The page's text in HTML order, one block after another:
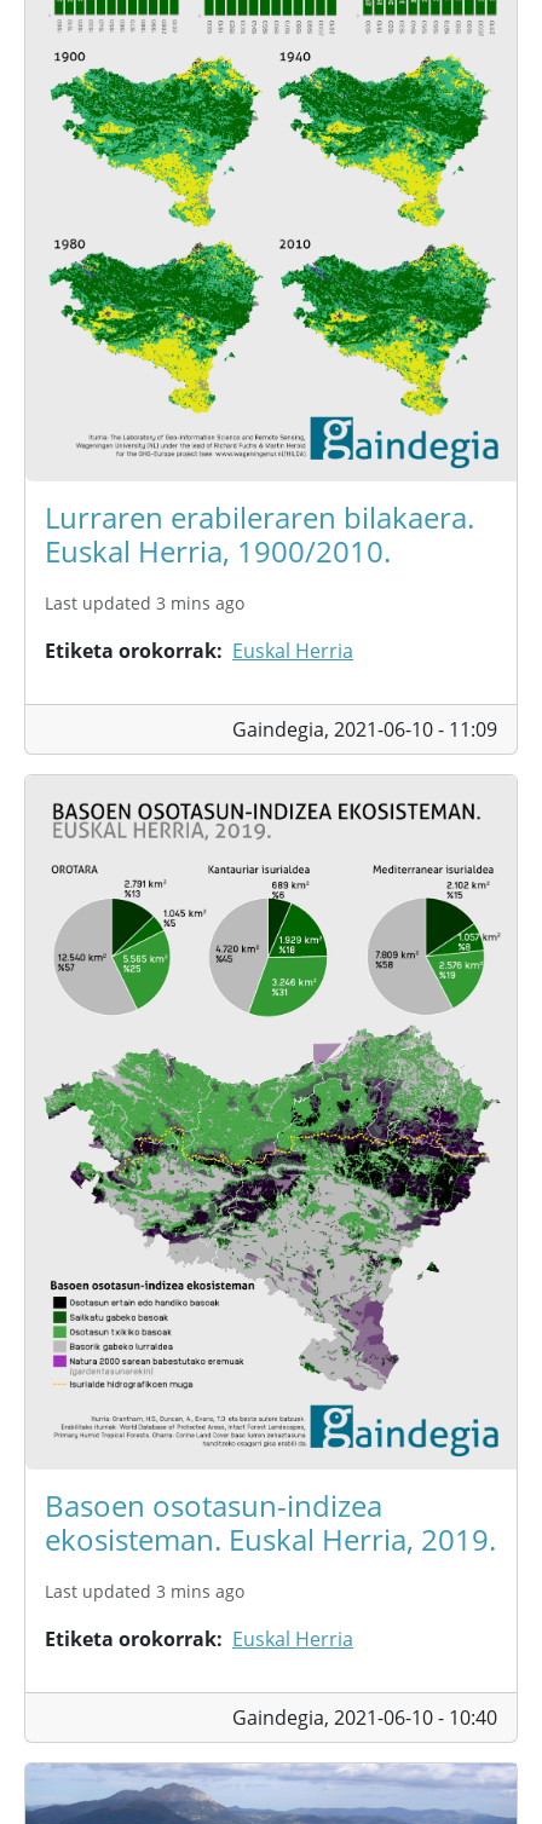
Lurraren erabileraren bilakaera.
Euskal Herria, 1900/2010.
Last updated 3 mins ago
Etiketa orokorrak Euskal Herria
Gaindegia, 2021-06-10 - 11:09
Basoen osotasun-indizea
ekosisteman. Euskal Herria, 2019.
Last updated 3 mins ago
Etiketa orokorrak Euskal Herria
Gaindegia, 2021-06-10 - 10:40